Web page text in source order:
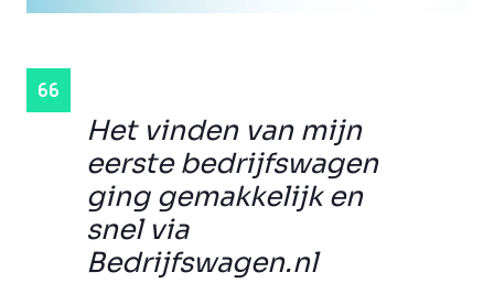
Het vinden van mijn
eerste bedrijfswagen
ging gemakkelijk en
snel via
Bedrijfswagen.nl